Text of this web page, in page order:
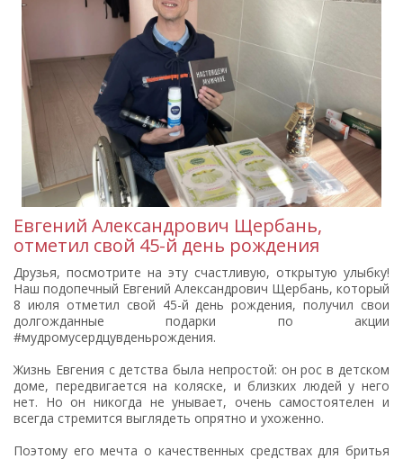
Евгений Александрович Щербань,
отметил свой 45-й день рождения
Друзья, посмотрите на эту счастливую, открытую улыбку!
Наш подопечный Евгений Александрович Щербань, который
8 июля отметил свой 45-й день рождения, получил свои
долгожданные подарки по акции
#мудромусердцувденьрождения.
Жизнь Евгения с детства была непростой: он рос в детском
доме, передвигается на коляске, и близких людей у него
нет. Но он никогда не унывает, очень самостоятелен и
всегда стремится выглядеть опрятно и ухоженно.
Поэтому его мечта о качественных средствах для бритья